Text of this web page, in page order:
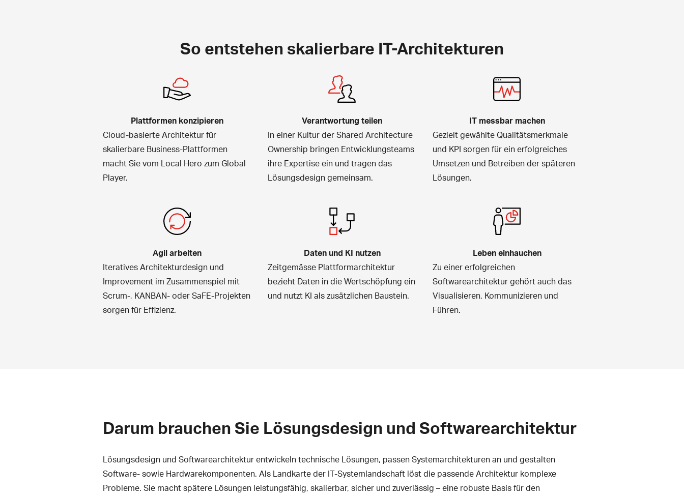
So entstehen skalierbare IT-Architekturen
Plattformen konzipieren
Cloud-basierte Architektur für
skalierbare Business-Plattformen
macht Sie vom Local Hero zum Global
Player.
Verantwortung teilen
In einer Kultur der Shared Architecture
Ownership bringen Entwicklungsteams
ihre Expertise ein und tragen das
Lösungsdesign gemeinsam.
IT messbar machen
Gezielt gewählte Qualitätsmerkmale
und KPI sorgen für ein erfolgreiches
Umsetzen und Betreiben der späteren
Lösungen.
Agil arbeiten
Iteratives Architekturdesign und
Improvement im Zusammenspiel mit
Scrum-, KANBAN- oder SaFE-Projekten
sorgen für Effizienz.
Daten und KI nutzen
Zeitgemässe Plattformarchitektur
bezieht Daten in die Wertschöpfung ein
und nutzt KI als zusätzlichen Baustein.
Leben einhauchen
Zu einer erfolgreichen
Softwarearchitektur gehört auch das
Visualisieren, Kommunizieren und
Führen.
Darum brauchen Sie Lösungsdesign und Softwarearchitektur
Lösungsdesign und Softwarearchitektur entwickeln technische Lösungen, passen Systemarchitekturen an und gestalten
Software- sowie Hardwarekomponenten. Als Landkarte der IT-Systemlandschaft löst die passende Architektur komplexe
Probleme. Sie macht spätere Lösungen leistungsfähig, skalierbar, sicher und zuverlässig – eine robuste Basis für den